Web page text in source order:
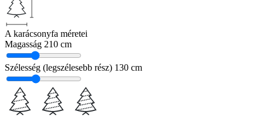
A karácsonyfa méretei
Magasság 210 cm
Szélesség (legszélesebb rész) 130 cm